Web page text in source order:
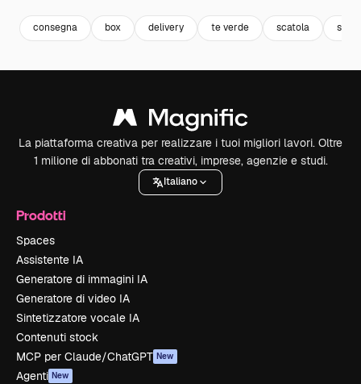
consegna box delivery te verde scatola
La piattaforma creativa per realizzare i tuoi migliori lavori. Oltre
1 milione di abbonati tra creativi, imprese, agenzie e studi.
Italiano
Prodotti
Spaces
Assistente IA
Generatore di immagini IA
Generatore di video IA
Sintetizzatore vocale IA
Contenuti stock
MCP per Claude/ChatGPT New
Agenti New